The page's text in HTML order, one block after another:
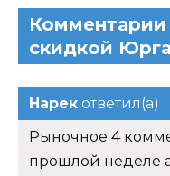
Комментарии
скидкой
Нарек ответил(а)
Рыночное 4
прошлой неделе